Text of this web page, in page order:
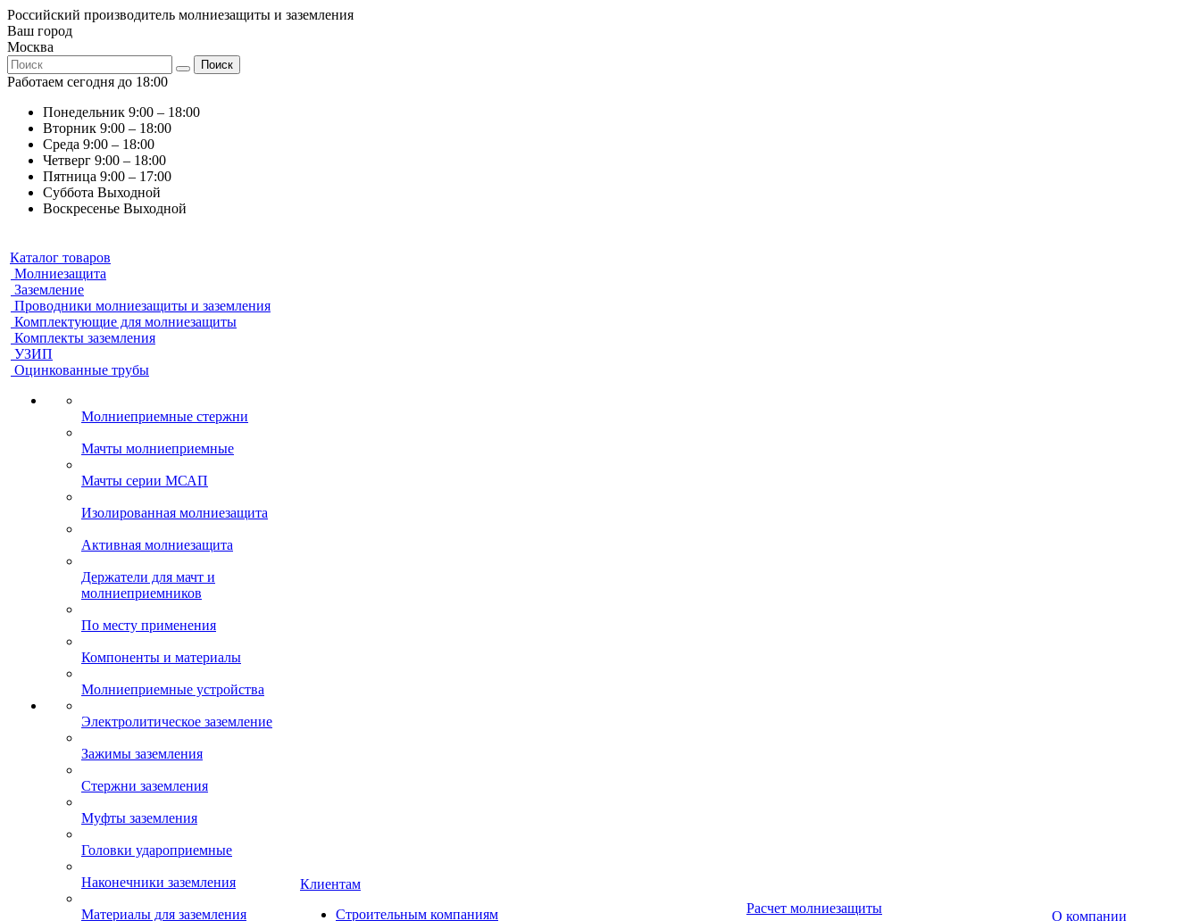
Российский производитель молниезащиты и заземления
Ваш город
Москва
Поиск
Работаем сегодня до 18:00
Понедельник 9:00 – 18:00
Вторник 9:00 – 18:00
Среда 9:00 – 18:00
Четверг 9:00 – 18:00
Пятница 9:00 – 17:00
Суббота Выходной
Воскресенье Выходной
Каталог товаров
Молниезащита
Заземление
Проводники молниезащиты и заземления
Комплектующие для молниезащиты
Комплекты заземления
УЗИП
Оцинкованные трубы
Молниеприемные стержни
Мачты молниеприемные
Мачты серии МСАП
Изолированная молниезащита
Активная молниезащита
Держатели для мачт и
молниеприемников
По месту применения
Компоненты и материалы
Молниеприемные устройства
Электролитическое заземление
Зажимы заземления
Стержни заземления
Муфты заземления
Головки удароприемные
Наконечники заземления
Материалы для заземления
Клиентам
Строительным компаниям
Расчет молниезащиты
О компании